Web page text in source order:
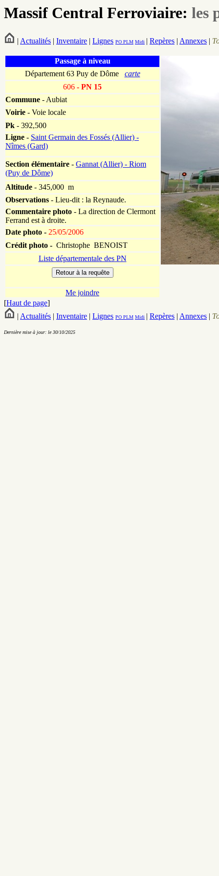
Massif Central Ferroviaire: les
| Actualités | Inventaire | Lignes PO PLM Midi | Repères | Annexes |
Passage à niveau
Département 63 Puy de Dôme carte
606 - PN 15
Commune - Aubiat
Voirie - Voie locale
Pk - 392,500
Ligne - Saint Germain des Fossés (Allier) -
Nîmes (Gard)
Section élémentaire - Gannat (Allier) - Riom
(Puy de Dôme)
Altitude - 345,000 m
Observations - Lieu-dit : la Reynaude.
Commentaire photo - La direction de Clermont
Ferrand est à droite.
Date photo - 25/05/2006
Crédit photo - Christophe BENOIST
Liste départementale des PN
Me joindre
[Haut de page]
| Actualités | Inventaire | Lignes PO PLM Midi | Repères | Annexes |
Dernière mise à jour: le 30/10/2025